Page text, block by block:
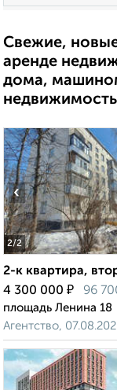
Свежие,
аренде
дома,
2/2
‹
2-к квартира,
4 300 000 ₽ 96
площадь Ленина 18
Агентство,